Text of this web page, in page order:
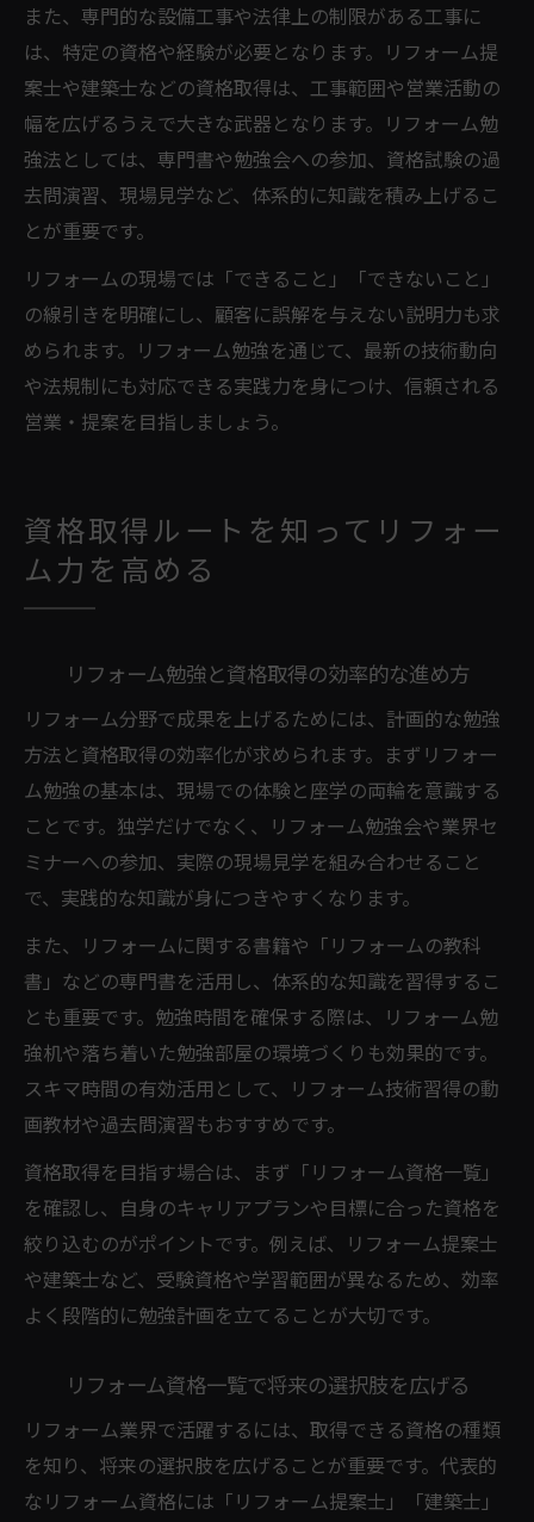
また、専門的な設備工事や法律上の制限がある工事に
は、特定の資格や経験が必要となります。リフォーム提
案士や建築士などの資格取得は、工事範囲や営業活動の
幅を広げるうえで大きな武器となります。リフォーム勉
強法としては、専門書や勉強会への参加、資格試験の過
去問演習、現場見学など、体系的に知識を積み上げるこ
とが重要です。
リフォームの現場では「できること」「できないこと」
の線引きを明確にし、顧客に誤解を与えない説明力も求
められます。リフォーム勉強を通じて、最新の技術動向
や法規制にも対応できる実践力を身につけ、信頼される
営業・提案を目指しましょう。
資格取得ルートを知ってリフォー
ム力を高める
リフォーム勉強と資格取得の効率的な進め方
リフォーム分野で成果を上げるためには、計画的な勉強
方法と資格取得の効率化が求められます。まずリフォー
ム勉強の基本は、現場での体験と座学の両輪を意識する
ことです。独学だけでなく、リフォーム勉強会や業界セ
ミナーへの参加、実際の現場見学を組み合わせること
で、実践的な知識が身につきやすくなります。
また、リフォームに関する書籍や「リフォームの教科
書」などの専門書を活用し、体系的な知識を習得するこ
とも重要です。勉強時間を確保する際は、リフォーム勉
強机や落ち着いた勉強部屋の環境づくりも効果的です。
スキマ時間の有効活用として、リフォーム技術習得の動
画教材や過去問演習もおすすめです。
資格取得を目指す場合は、まず「リフォーム資格一覧」
を確認し、自身のキャリアプランや目標に合った資格を
絞り込むのがポイントです。例えば、リフォーム提案士
や建築士など、受験資格や学習範囲が異なるため、効率
よく段階的に勉強計画を立てることが大切です。
リフォーム資格一覧で将来の選択肢を広げる
リフォーム業界で活躍するには、取得できる資格の種類
を知り、将来の選択肢を広げることが重要です。代表的
なリフォーム資格には「リフォーム提案士」「建築士」